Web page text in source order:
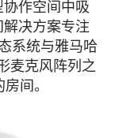
作空间中吸
决方案专注
系统与雅马哈
麦克风阵列之
间。